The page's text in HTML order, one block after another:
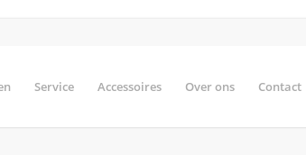
Service Accessoires Over ons Contact